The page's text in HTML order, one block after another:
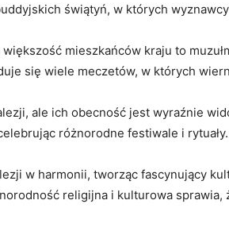
świątyń, w‌ których
mieszkańców kraju to
się wiele ⁤meczetów, w których
ale ich obecność jest wyraźnie
różnorodne festiwale i rytuały.
w harmonii, tworząc fascynujący⁤
‍religijna⁤ i kulturowa